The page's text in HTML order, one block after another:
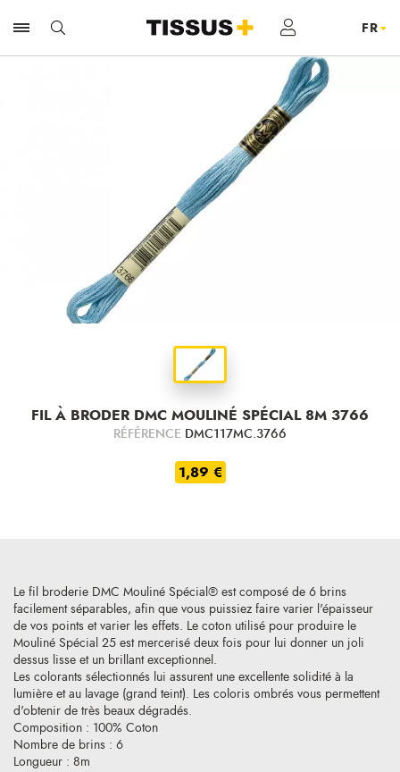
FIL À BRODER DMC MOULINÉ SPÉCIAL 8M 3766
RÉFÉRENCE DMC117MC.3766
1,89 €
Le fil broderie DMC Mouliné Spécial® est composé de 6 brins
facilement séparables, afin que vous puissiez faire varier l'épaisseur
de vos points et varier les effets. Le coton utilisé pour produire le
Mouliné Spécial 25 est mercerisé deux fois pour lui donner un joli
dessus lisse et un brillant exceptionnel.
Les colorants sélectionnés lui assurent une excellente solidité à la
lumière et au lavage (grand teint). Les coloris ombrés vous permettent
d'obtenir de très beaux dégradés.
Composition : 100% Coton
Nombre de brins : 6
Longueur : 8m